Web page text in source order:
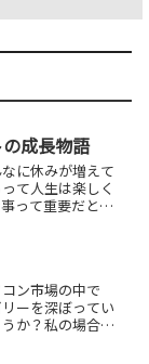
成長物語
に休みが増えて
て人生は楽しく
って重要だと思
っぱり辞めて残
...
ン市場の中で
ーを深ぼってい
か？私の場合、